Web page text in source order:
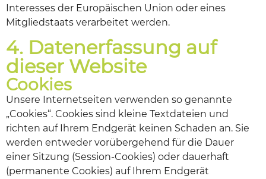
Interesses der Europäischen Union oder eines
Mitgliedstaats verarbeitet werden.
4. Datenerfassung auf
dieser Website
Cookies
Unsere Internetseiten verwenden so genannte
„Cookies“. Cookies sind kleine Textdateien und
richten auf Ihrem Endgerät keinen Schaden an. Sie
werden entweder vorübergehend für die Dauer
einer Sitzung (Session-Cookies) oder dauerhaft
(permanente Cookies) auf Ihrem Endgerät